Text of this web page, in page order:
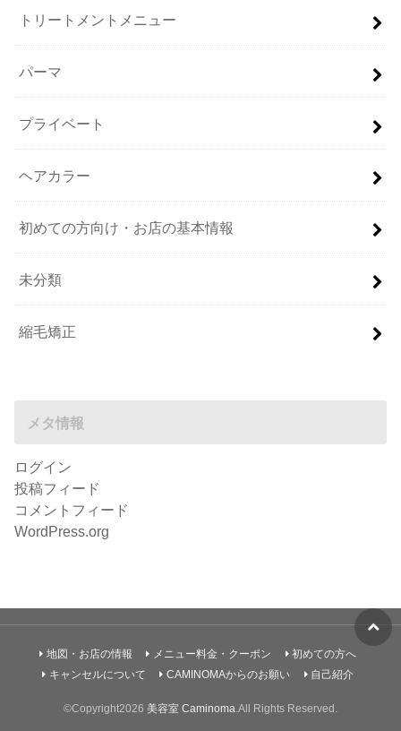
トリートメントメニュー
パーマ
プライベート
ヘアカラー
初めての方向け・お店の基本情報
未分類
縮毛矯正
メタ情報
ログイン
投稿フィード
コメントフィード
WordPress.org
地図・お店の情報 メニュー料金・クーポン
初めての方へ
キャンセルについて
CAMINOMAからのお願い 自己紹介
©Copyright2026 美容室 Caminoma .All Rights Reserved.